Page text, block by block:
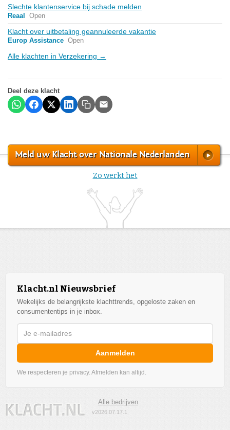
Slechte klantenservice bij schade melden
Reaal Open
Klacht over uitbetaling geannuleerde vakantie
Europ Assistance Open
Alle klachten in Verzekering →
Deel deze klacht
Meld uw Klacht over Nationale Nederlanden
Zo werkt het
Klacht.nl Nieuwsbrief
Wekelijks de belangrijkste klachttrends, opgeloste zaken en
consumententips in je inbox.
Aanmelden
We respecteren je privacy. Afmelden kan altijd.
Alle bedrijven
v2026.07.17.1